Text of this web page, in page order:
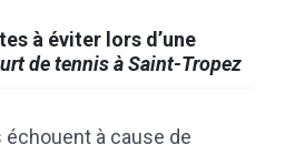
à éviter lors d’une
de tennis à Saint-Tropez
à cause de